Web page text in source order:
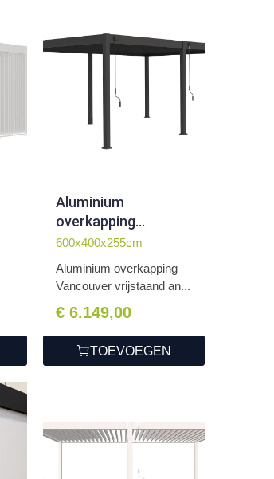
Aluminium
overkapping
Vancouver
x 255 cm antraciet
600x400x255cm
Aluminium overkapping
Vancouver vrijstaand an...
€ 6.149,00
TOEVOEGEN